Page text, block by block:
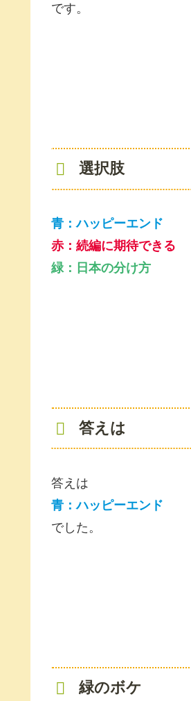
です。
選択肢
青：ハッピーエンド
赤：続編に期待できる
緑：日本の分け方
答えは
答えは
青：ハッピーエンド
でした。
緑のボケ